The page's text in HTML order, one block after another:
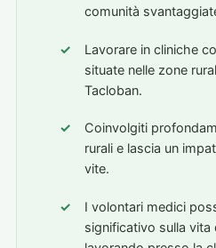
comunità
Lavorare in cliniche
situate nelle zone
Tacloban.
Coinvolgiti
rurali e lascia un
vite.
I volontari medici
significativo sulla vita